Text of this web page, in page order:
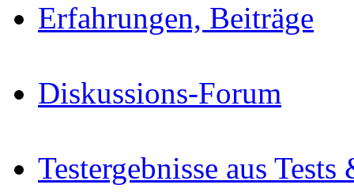
Erfahrungen, Beiträge
Diskussions-Forum
Testergebnisse aus